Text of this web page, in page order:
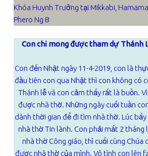
Khóa Huynh Trưởng tại Mikkabi,
Phero Ng B
Con chỉ mong được tham dự Thánh
Con đến Nhật ngày 11-4-2019, con là
đầu tiên con qua Nhật thì con không có
Thánh lễ và con cảm thấy rất là buồn.
được nhà thờ. Những ngày cuối tuần
dành thời gian để đi tìm nhà thờ. Lúc
nhà thờ Tin lành. Con phải mất 2 tháng
nhà thờ Công giáo, thì cuối cùng Chúa
được nhà thờ của mình. Vô tình con lên